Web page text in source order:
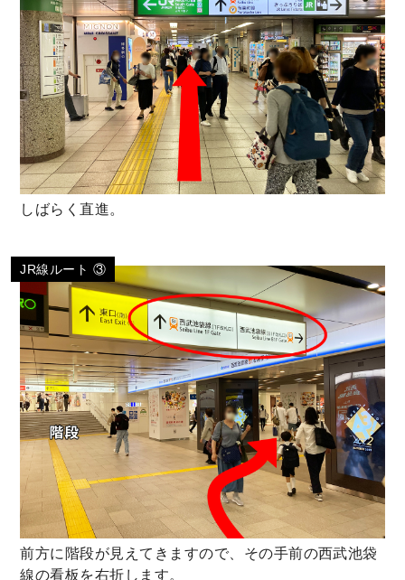
しばらく直進。
JR線ルート ③
前方に階段が見えてきますので、その手前の西武池袋
線の看板を右折します。